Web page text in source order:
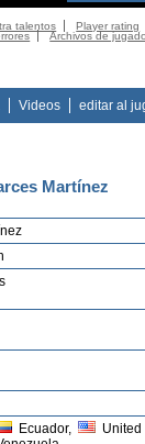
talentos Player rating
Archivos de
Videos editar al
Martínez
Ecuador,
United